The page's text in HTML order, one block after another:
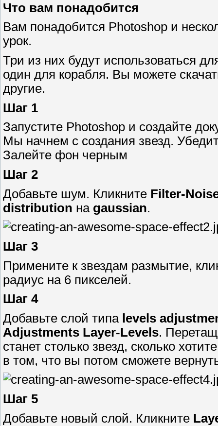
Что вам понадобится
Вам понадобится Photoshop и
урок.
Три из них будут использоваться
один для корабля. Вы можете
другие.
Шаг 1
Запустите Photoshop и создайте
Мы начнем с создания звезд.
Залейте фон черным
Шаг 2
Добавьте шум. Кликните Filter-
distribution на gaussian.
Шаг 3
Примените к звездам размытие,
радиус на 6 пикселей.
Шаг 4
Добавьте слой типа levels
Adjustments Layer-Levels.
станет столько звезд, сколько
в том, что вы потом сможете
Шаг 5
Добавьте новый слой. Кликните